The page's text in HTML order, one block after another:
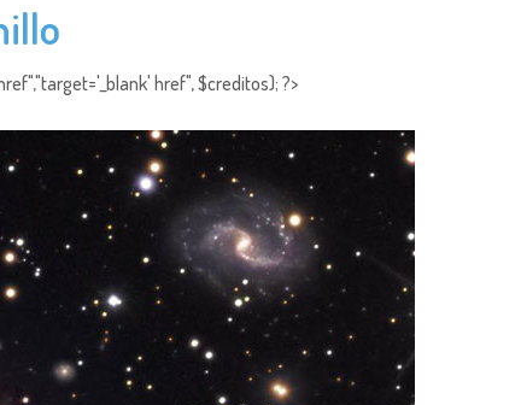
href", $creditos); ?>